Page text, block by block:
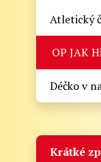
Atletický
OP JAK
Déčko v
Krátké